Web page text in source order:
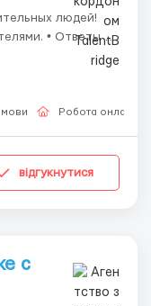
людей!
• Ответы на
вопросов. •
🏠 Полностью
мови Робота онлайн
відгукнутися
с